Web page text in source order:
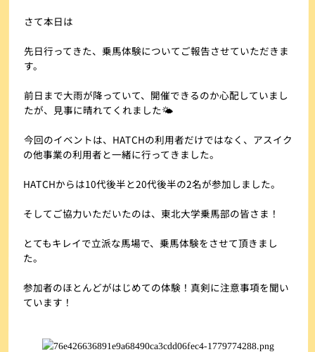
さて本日は
先日行ってきた、乗馬体験についてご報告させていただきま
す。
前日まで大雨が降っていて、開催できるのか心配していまし
たが、見事に晴れてくれました🌤
今回のイベントは、HATCHの利用者だけではなく、アスイク
の他事業の利用者と一緒に行ってきました。
HATCHからは10代後半と20代後半の2名が参加しました。
そしてご協力いただいたのは、東北大学乗馬部の皆さま！
とてもキレイで立派な馬場で、乗馬体験をさせて頂きまし
た。
参加者のほとんどがはじめての体験！真剣に注意事項を聞い
ています！